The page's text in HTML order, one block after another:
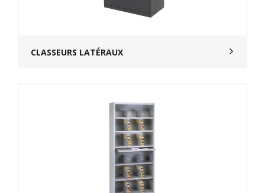
CLASSEURS LATÉRAUX